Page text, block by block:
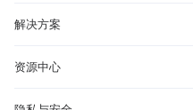
解决方案
资源中心